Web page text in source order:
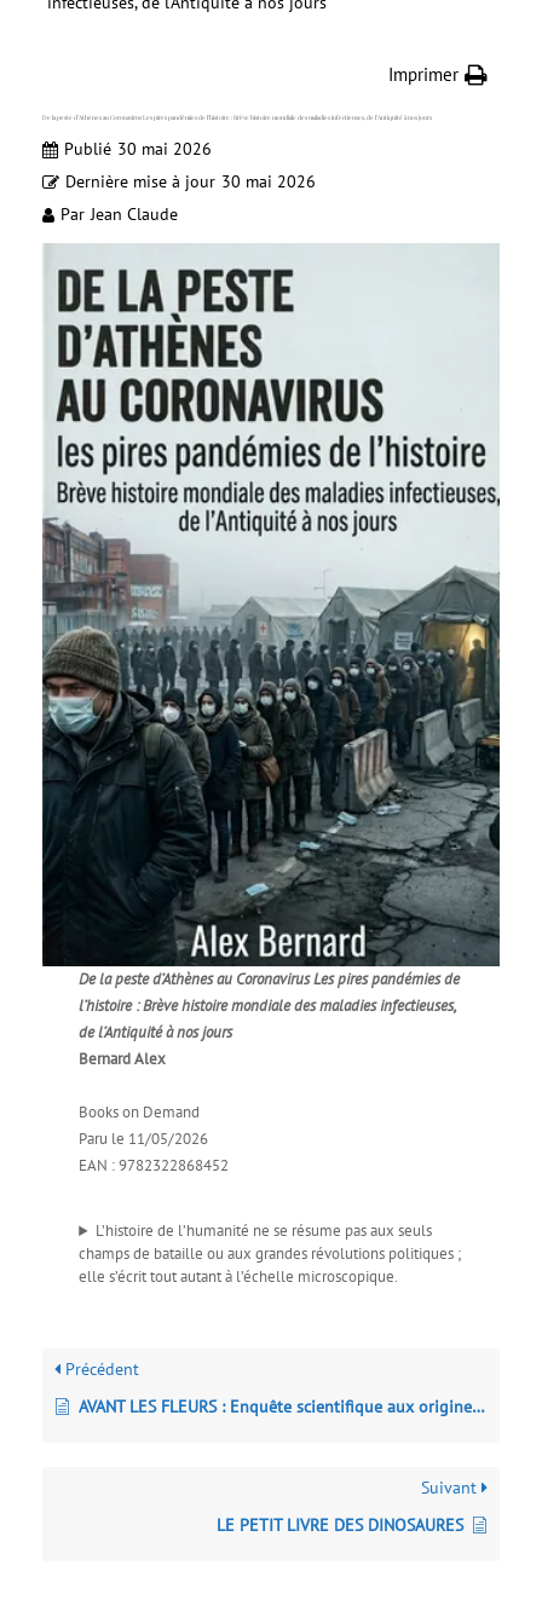
Imprimer
De la peste d’Athènes au Coronavirus Les pires pandémies de l’histoire : Brève histoire mondiale des maladies infectieuses, de l’Antiquité à nos jours
Publié 30 mai 2026
Dernière mise à jour 30 mai 2026
Par Jean Claude
De la peste d’Athènes au Coronavirus Les pires pandémies de
l’histoire : Brève histoire mondiale des maladies infectieuses,
de l’Antiquité à nos jours
Bernard Alex
Books on Demand
Paru le 11/05/2026
EAN : 9782322868452
L’histoire de l’humanité ne se résume pas aux seuls
champs de bataille ou aux grandes révolutions politiques ;
elle s’écrit tout autant à l’échelle microscopique.
Précédent
AVANT LES FLEURS : Enquête scientifique aux origines des plantes
Suivant
LE PETIT LIVRE DES DINOSAURES